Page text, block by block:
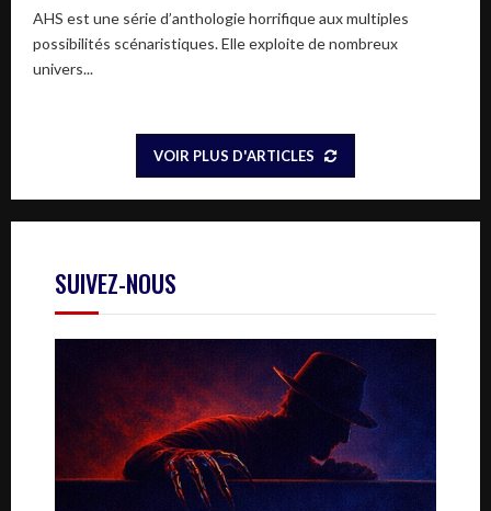
AHS est une série d’anthologie horrifique aux multiples
possibilités scénaristiques. Elle exploite de nombreux
univers...
VOIR PLUS D'ARTICLES
SUIVEZ-NOUS